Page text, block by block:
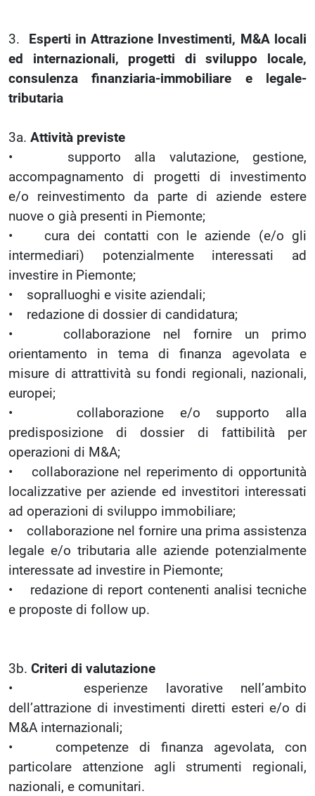
3. Esperti in Attrazione Investimenti, M&A locali
ed internazionali, progetti di sviluppo locale,
consulenza finanziaria-immobiliare e legale-
tributaria
3a. Attività previste
• supporto alla valutazione, gestione,
accompagnamento di progetti di investimento
e/o reinvestimento da parte di aziende estere
nuove o già presenti in Piemonte;
• cura dei contatti con le aziende (e/o gli
intermediari) potenzialmente interessati ad
investire in Piemonte;
• sopralluoghi e visite aziendali;
• redazione di dossier di candidatura;
• collaborazione nel fornire un primo
orientamento in tema di finanza agevolata e
misure di attrattività su fondi regionali, nazionali,
europei;
• collaborazione e/o supporto alla
predisposizione di dossier di fattibilità per
operazioni di M&A;
• collaborazione nel reperimento di opportunità
localizzative per aziende ed investitori interessati
ad operazioni di sviluppo immobiliare;
• collaborazione nel fornire una prima assistenza
legale e/o tributaria alle aziende potenzialmente
interessate ad investire in Piemonte;
• redazione di report contenenti analisi tecniche
e proposte di follow up.
3b. Criteri di valutazione
• esperienze lavorative nell’ambito
dell’attrazione di investimenti diretti esteri e/o di
M&A internazionali;
• competenze di finanza agevolata, con
particolare attenzione agli strumenti regionali,
nazionali, e comunitari.